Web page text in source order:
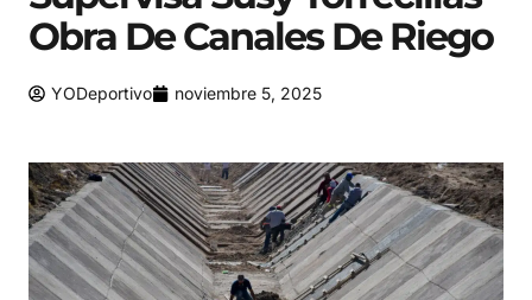
Obra De Canales De Riego
YODeportivo noviembre 5, 2025